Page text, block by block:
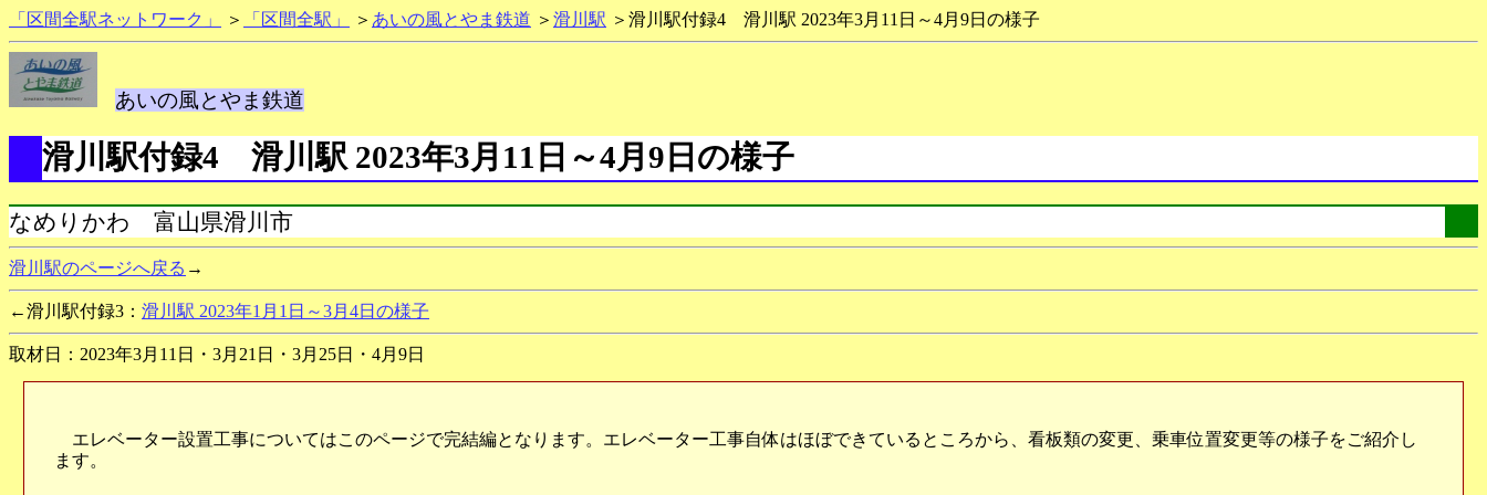
「区間全駅ネットワーク」 ＞ 「区間全駅」 ＞ あいの風とやま鉄道 ＞ 滑川駅 ＞滑川駅付録4 滑川駅 2023年3月11日～4月9日の様子
あいの風とやま鉄道
滑川駅付録4 滑川駅 2023年3月11日～4月9日の様子
なめりかわ 富山県滑川市
滑川駅のページへ戻る →
←滑川駅付録3： 滑川駅 2023年1月1日～3月4日の様子
取材日：2023年3月11日・3月21日・3月25日・4月9日
エレベーター設置工事についてはこのページで完結編となります。エレベーター工事自体はほぼできているところから、看板類の変更、乗車位置変更等の様子をご紹介し
ます。